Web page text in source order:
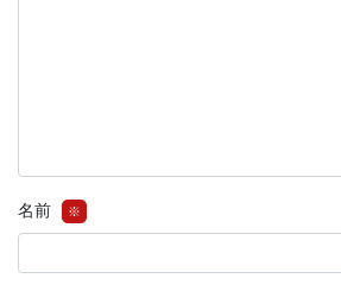
名前 ※